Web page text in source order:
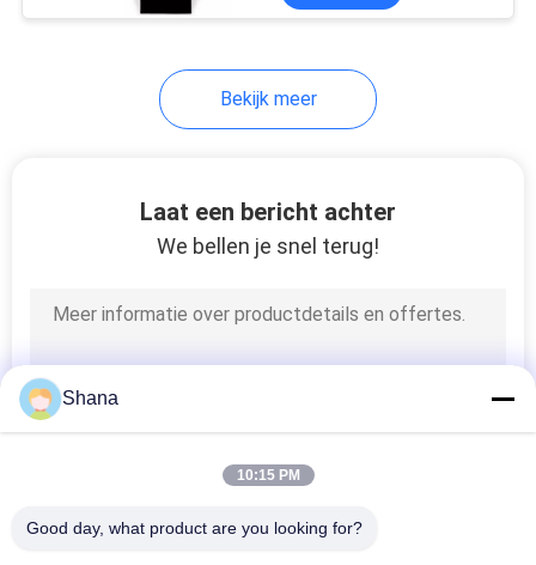
Doorzichtig LCD-
digitale signage van
de lijstbovenkant
Bekijk meer
Laat een bericht achter
We bellen je snel terug!
Shana
10:15 PM
Good day, what product are you looking for?